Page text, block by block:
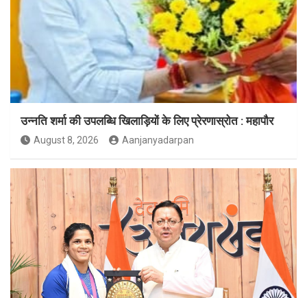
उन्नति शर्मा की उपलब्धि खिलाड़ियों के लिए प्रेरणास्रोत : महापौर
August 8, 2026 Aanjanyadarpan